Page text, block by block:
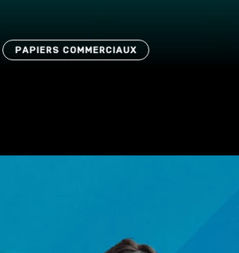
PAPIERS COMMERCIAUX